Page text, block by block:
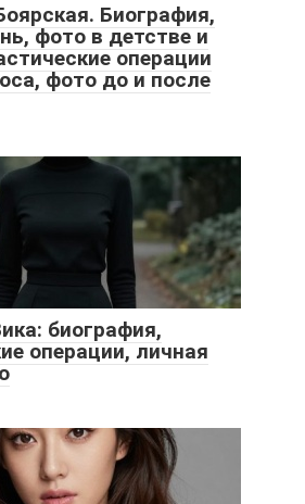
Биография,
фото в детстве и
операции
фото до и после
биография,
операции, личная